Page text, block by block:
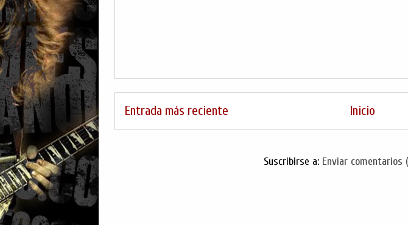
Entrada más reciente Inicio
Suscribirse a: Enviar comentarios